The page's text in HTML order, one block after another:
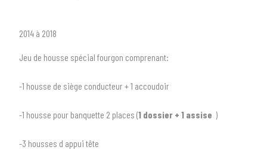
SÉLECTIONNEZ LE TYPE DE VOTRE VÉHICULE
2014 à 2018
Jeu de housse spécial fourgon comprenant:
-1 housse de siège conducteur + 1 accoudoir
-1 housse pour banquette 2 places (1 dossier + 1 assise )
-3 housses d appui tête